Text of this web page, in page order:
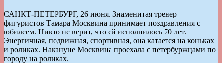
САНКТ-ПЕТЕРБУРГ, 26 июня. Знаменитая тренер
фигуристов Тамара Москвина принимает поздравления с
юбилеем. Никто не верит, что ей исполнилось 70 лет.
Энергичная, подвижная, спортивная, она катается на коньках
и роликах. Накануне Москвина проехала с петербуржцами по
городу на роликах.